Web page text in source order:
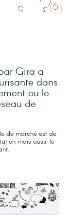
Gira a
dans
ou le
de
de marché est de
mais aussi le